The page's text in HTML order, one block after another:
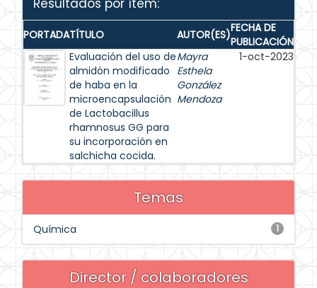
Resultados por ítem:
PORTADATÍTULO AUTOR(ES)FECHA DE
PUBLICACIÓN
Evaluación del uso de
almidón modificado
de haba en la
microencapsulación
de Lactobacillus
rhamnosus GG para
su incorporación en
salchicha cocida.
Mayra
Esthela
González
Mendoza
1-oct-2023
Temas
1
Química
Director / colaboradores